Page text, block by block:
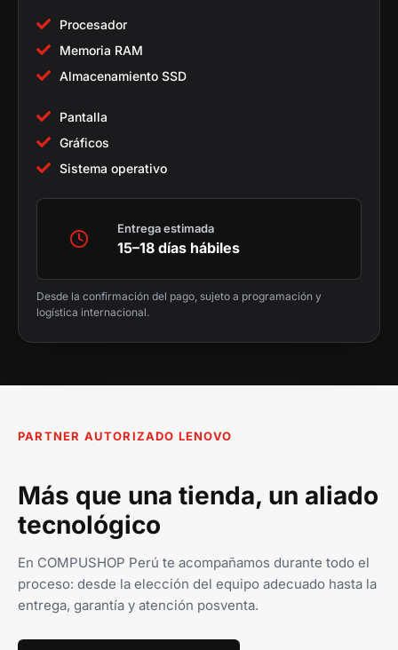
Procesador
Memoria RAM
Almacenamiento SSD
Pantalla
Gráficos
Sistema operativo
Entrega estimada
15–18 días hábiles
Desde la confirmación del pago, sujeto a programación y
logística internacional.
PARTNER AUTORIZADO LENOVO
Más que una tienda, un aliado
tecnológico
En COMPUSHOP Perú te acompañamos durante todo el
proceso: desde la elección del equipo adecuado hasta la
entrega, garantía y atención posventa.